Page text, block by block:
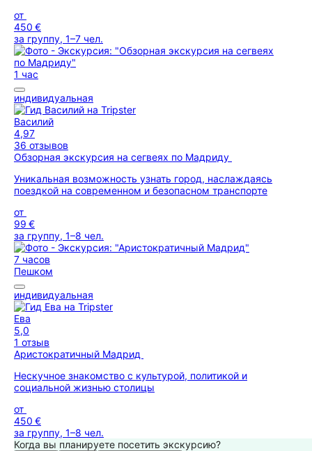
от
450 €
за группу, 1–7 чел.
1 час
индивидуальная
Василий
4,97
36 отзывов
Обзорная экскурсия на сегвеях по Мадриду
Уникальная возможность узнать город, наслаждаясь
поездкой на современном и безопасном транспорте
от
99 €
за группу, 1–8 чел.
7 часов
Пешком
индивидуальная
Ева
5,0
1 отзыв
Аристократичный Мадрид
Нескучное знакомство с культурой, политикой и
социальной жизнью столицы
от
450 €
за группу, 1–8 чел.
Когда вы планируете посетить экскурсию?